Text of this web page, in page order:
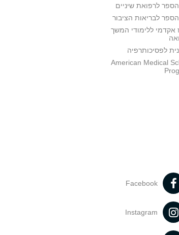
לרפואת שיניים
לבריאות הציבור
אקדמי ללימודי המשך
לפסיכותרפיה
American Medical
Facebook
Instagram